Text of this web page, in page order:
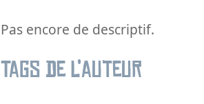
Pas encore de descriptif.
Tags de l’auteur